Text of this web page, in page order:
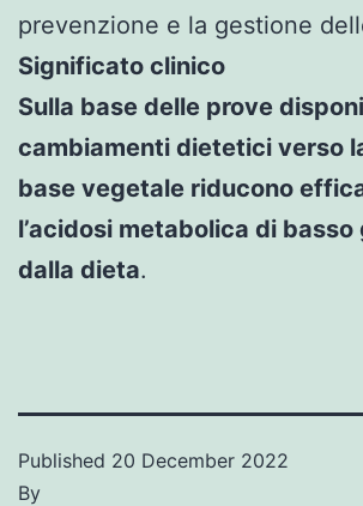
prevenzione e la gestione
Significato clinico
Sulla base delle prove
cambiamenti dietetici verso
base vegetale riducono
l’acidosi metabolica di
dalla dieta.
Published 20 December 2022
By